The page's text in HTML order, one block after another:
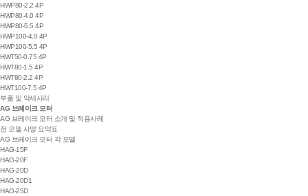
HWP80-2.2 4P
HWP80-4.0 4P
HWP80-5.5 4P
HWP100-4.0 4P
HWP100-5.5 4P
HWT50-0.75 4P
HWT80-1.5 4P
HWT80-2.2 4P
HWT100-7.5 4P
부품 및 악세사리
AG 브레이크 모터
AG 브레이크 모터 소개 및 적용사례
전 모델 사양 요약표
AG 브레이크 모터 각 모델
HAG-15F
HAG-20F
HAG-20D
HAG-20D1
HAG-25D